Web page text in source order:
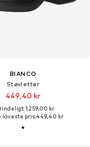
BIANCO
Støvletter
449,40 kr
1.259,00 kr
laveste pris:449,40 kr